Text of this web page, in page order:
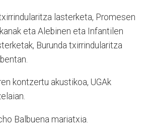
lasterketa, Promesen
eta Alebinen eta Infantilen
Burunda txirrindularitza
kontzertu akustikoa, UGAk
Balbuena mariatxia.